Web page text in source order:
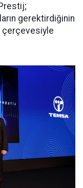
gerektirdiğinin
çerçevesiyle